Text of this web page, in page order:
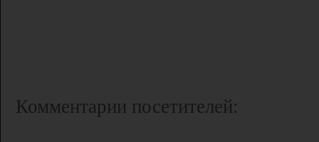
Комментарии посетителей: